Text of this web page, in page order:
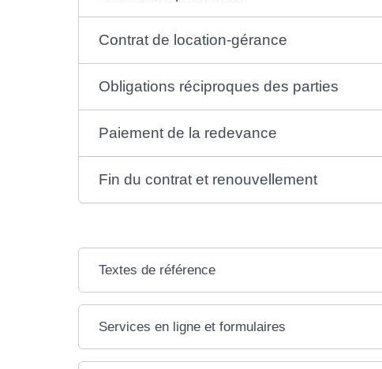
Contrat de location-gérance
Obligations réciproques des parties
Paiement de la redevance
Fin du contrat et renouvellement
Textes de référence
Services en ligne et formulaires